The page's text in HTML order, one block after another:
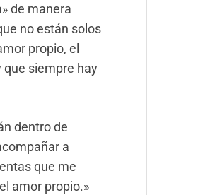
de manera
no están solos
propio, el
que siempre hay
dentro de
a
que me
amor propio.»